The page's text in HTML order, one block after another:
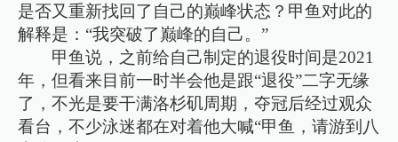
是否又重新找回了自己的巅峰状态？甲鱼对此的
解释是：“我突破了巅峰的自己。”
甲鱼说，之前给自己制定的退役时间是2021
年，但看来目前一时半会他是跟“退役”二字无缘
了，不光是要干满洛杉矶周期，夺冠后经过观众
看台，不少泳迷都在对着他大喊“甲鱼，请游到八